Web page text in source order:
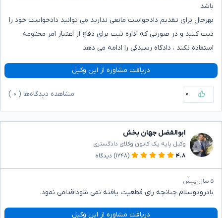
باشد
بهرحال برای تقدیم دادخواست مانعی ندارید می توانید دادخواست خود را
ثبت کنید و در صورتی که اداره ثبت برای دفاع از اعتبار امر مختومه
استفاده نکند ، دادگاه رسیدگی را ادامه می دهد
دریافت مشاوره از این وکیل
۰ مشاهده دیدگاه‌ها ( ۰
ابوالفضل جهان بخش
وکیل پایه یک کانون وکلای دادگستری
۴.۸
(۱۲۴۸) دیدگاه
۵ سال پیش
بادرودوسلام چنانچه رای قطعیت یافته نمی شوداقدامی نمود.
دریافت مشاوره از این وکیل